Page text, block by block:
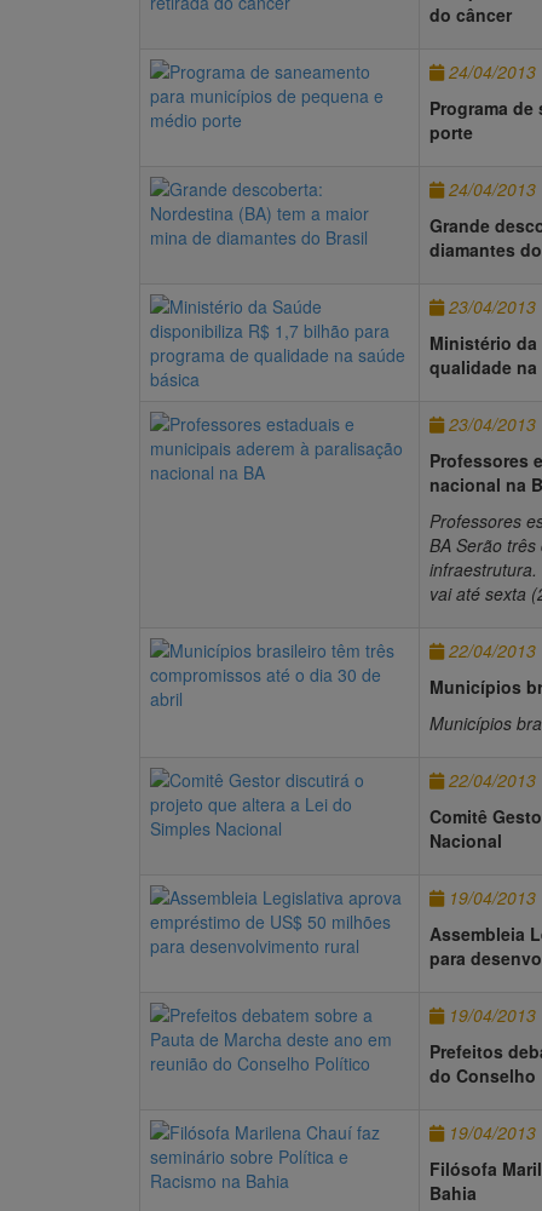
do câncer
24/04/2013
Programa
porte
24/04/2013
Grande
diamantes
23/04/2013
Ministério
qualidade
23/04/2013
Professores
nacional na
Professores
BA Serão
vai até sexta
22/04/2013
Municípios
Municípios
22/04/2013
Comitê
Nacional
19/04/2013
Assembleia
para
19/04/2013
Prefeitos
do
19/04/2013
Filósofa
Bahia